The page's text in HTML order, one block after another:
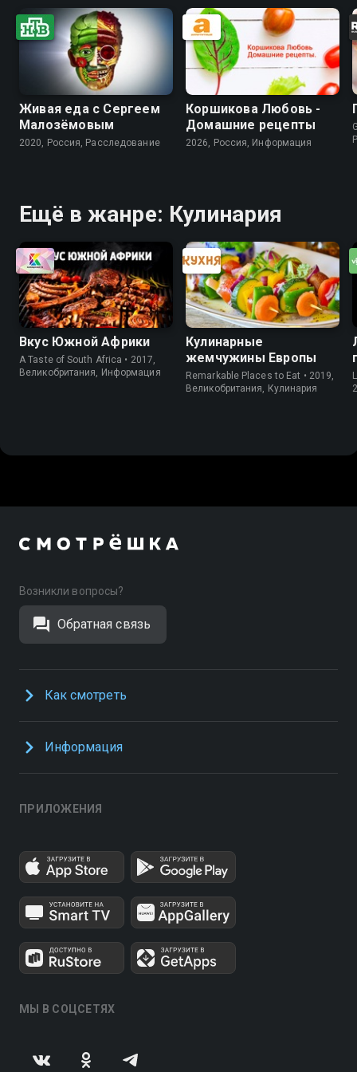
Живая еда с Сергеем
Малозёмовым
2020, Россия, Расследование
Коршикова Любовь -
Домашние рецепты
2026, Россия, Информация
Ещё в жанре: Кулинария
Вкус Южной Африки
A Taste of South Africa • 2017,
Великобритания, Информация
Кулинарные
жемчужины Европы
Remarkable Places to Eat • 2019,
Великобритания, Кулинария
Возникли вопросы?
Обратная связь
Как смотреть
Информация
ПРИЛОЖЕНИЯ
МЫ В СОЦСЕТЯХ